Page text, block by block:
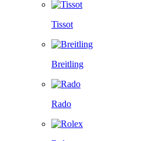
Tissot
Breitling
Rado